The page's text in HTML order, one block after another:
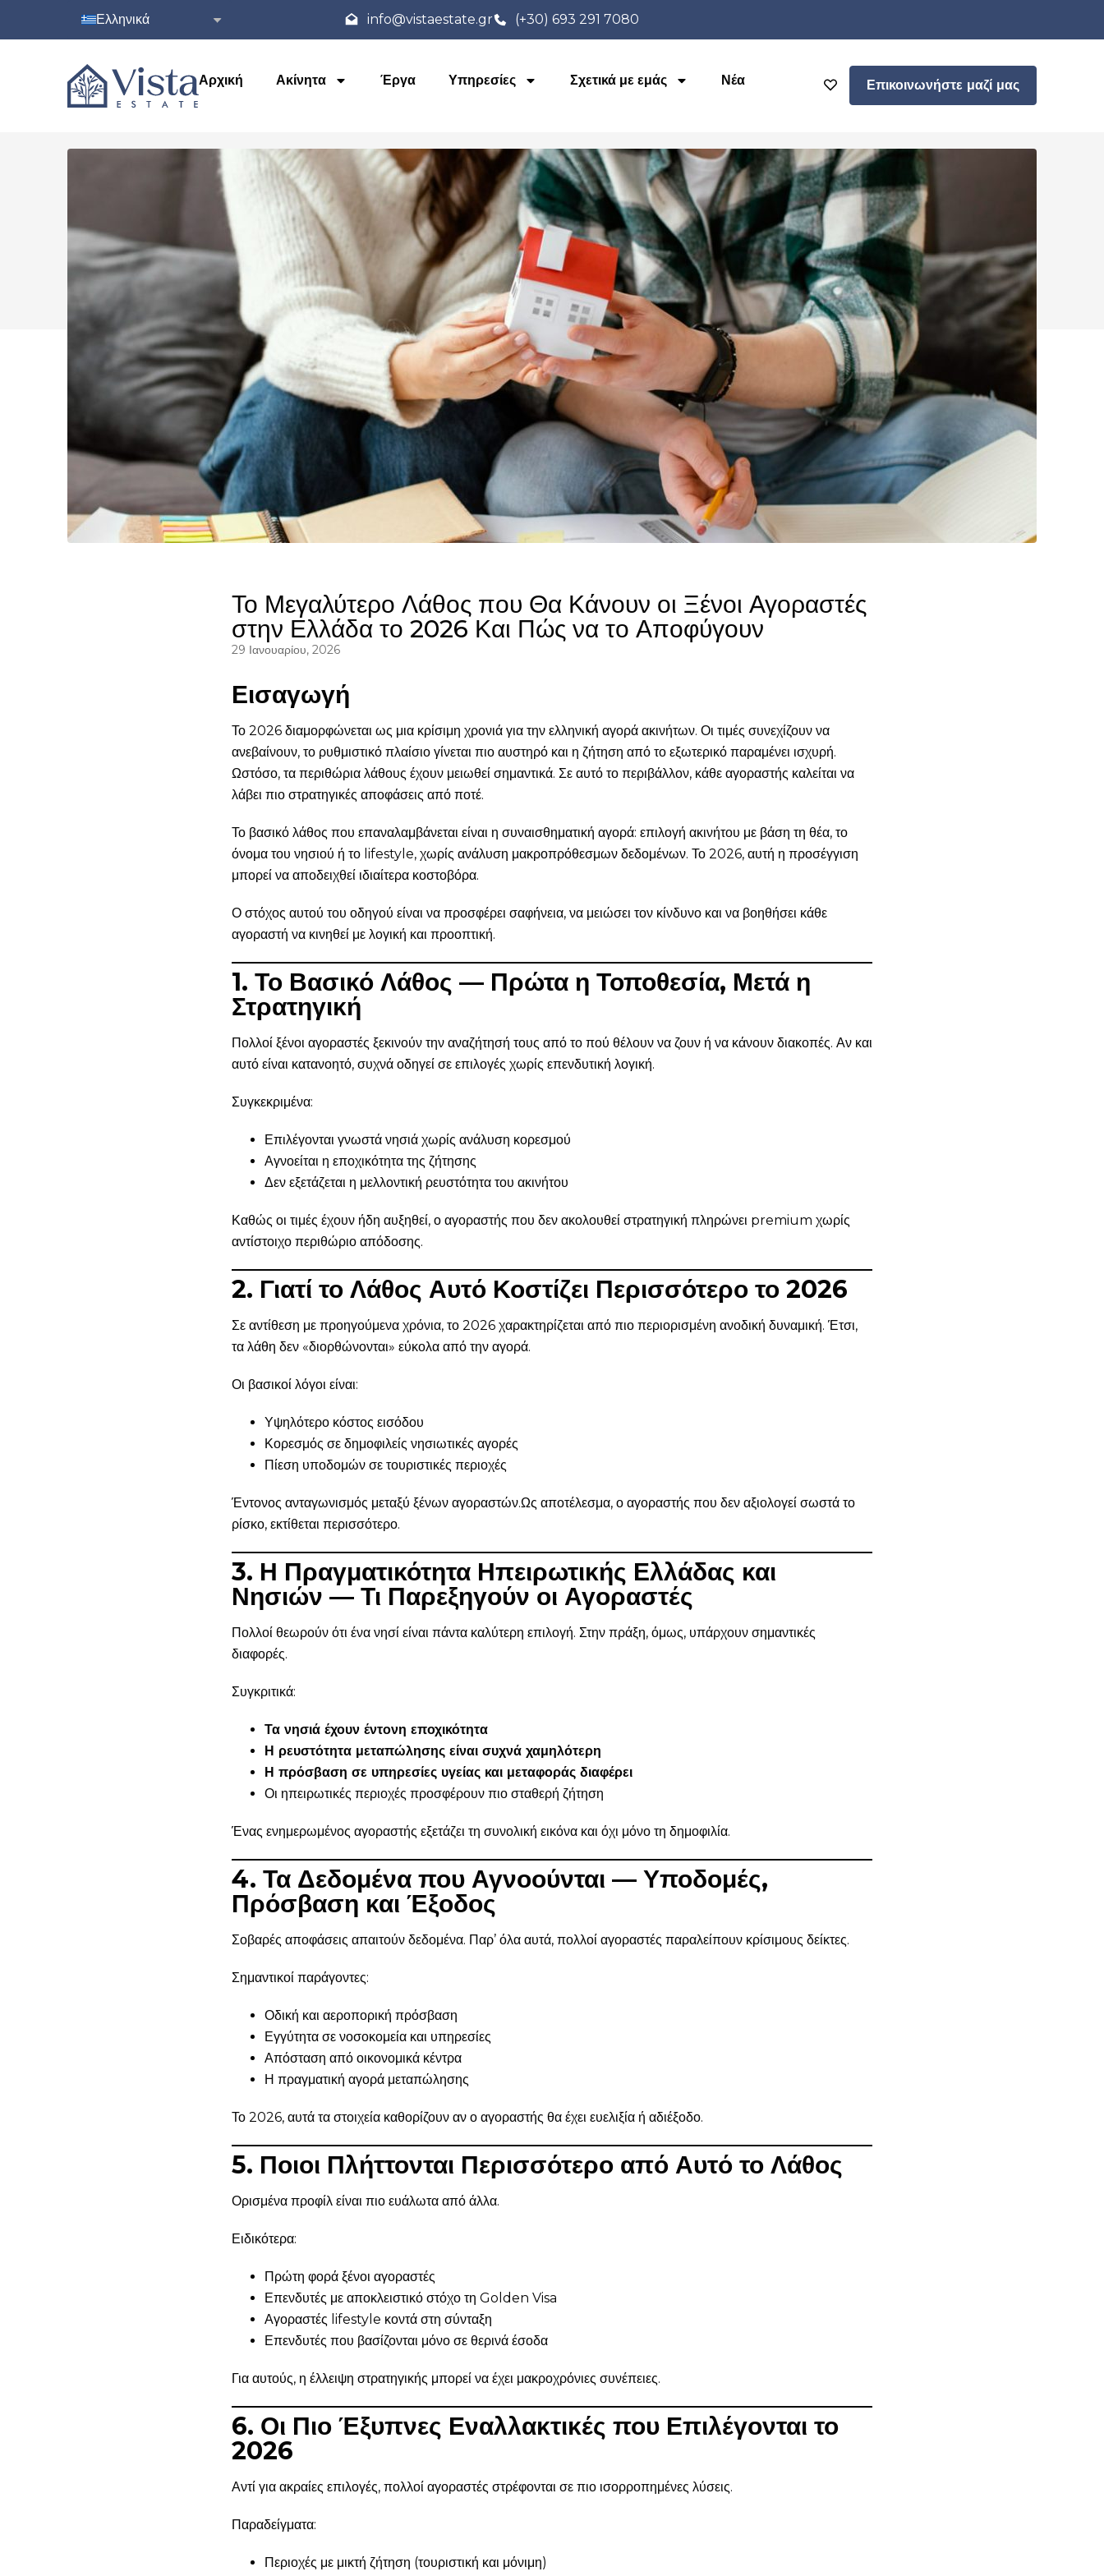
Ελληνικά info@vistaestate.gr (+30) 693 291 7080
Αρχική Ακίνητα Έργα Υπηρεσίες Σχετικά με εμάς Νέα Επικοινωνήστε μαζί μας
Το Μεγαλύτερο Λάθος που Θα Κάνουν οι Ξένοι Αγοραστές
στην Ελλάδα το 2026 Και Πώς να το Αποφύγουν
29 Ιανουαρίου, 2026
Εισαγωγή
Το 2026 διαμορφώνεται ως μια κρίσιμη χρονιά για την ελληνική αγορά ακινήτων. Οι τιμές συνεχίζουν να
ανεβαίνουν, το ρυθμιστικό πλαίσιο γίνεται πιο αυστηρό και η ζήτηση από το εξωτερικό παραμένει ισχυρή.
Ωστόσο, τα περιθώρια λάθους έχουν μειωθεί σημαντικά. Σε αυτό το περιβάλλον, κάθε αγοραστής καλείται να
λάβει πιο στρατηγικές αποφάσεις από ποτέ.
Το βασικό λάθος που επαναλαμβάνεται είναι η συναισθηματική αγορά: επιλογή ακινήτου με βάση τη θέα, το
όνομα του νησιού ή το lifestyle, χωρίς ανάλυση μακροπρόθεσμων δεδομένων. Το 2026, αυτή η προσέγγιση
μπορεί να αποδειχθεί ιδιαίτερα κοστοβόρα.
Ο στόχος αυτού του οδηγού είναι να προσφέρει σαφήνεια, να μειώσει τον κίνδυνο και να βοηθήσει κάθε
αγοραστή να κινηθεί με λογική και προοπτική.
1. Το Βασικό Λάθος — Πρώτα η Τοποθεσία, Μετά η
Στρατηγική
Πολλοί ξένοι αγοραστές ξεκινούν την αναζήτησή τους από το πού θέλουν να ζουν ή να κάνουν διακοπές. Αν και
αυτό είναι κατανοητό, συχνά οδηγεί σε επιλογές χωρίς επενδυτική λογική.
Συγκεκριμένα:
Επιλέγονται γνωστά νησιά χωρίς ανάλυση κορεσμού
Αγνοείται η εποχικότητα της ζήτησης
Δεν εξετάζεται η μελλοντική ρευστότητα του ακινήτου
Καθώς οι τιμές έχουν ήδη αυξηθεί, ο αγοραστής που δεν ακολουθεί στρατηγική πληρώνει premium χωρίς
αντίστοιχο περιθώριο απόδοσης.
2. Γιατί το Λάθος Αυτό Κοστίζει Περισσότερο το 2026
Σε αντίθεση με προηγούμενα χρόνια, το 2026 χαρακτηρίζεται από πιο περιορισμένη ανοδική δυναμική. Έτσι,
τα λάθη δεν «διορθώνονται» εύκολα από την αγορά.
Οι βασικοί λόγοι είναι:
Υψηλότερο κόστος εισόδου
Κορεσμός σε δημοφιλείς νησιωτικές αγορές
Πίεση υποδομών σε τουριστικές περιοχές
Έντονος ανταγωνισμός μεταξύ ξένων αγοραστών.Ως αποτέλεσμα, ο αγοραστής που δεν αξιολογεί σωστά το
ρίσκο, εκτίθεται περισσότερο.
3. Η Πραγματικότητα Ηπειρωτικής Ελλάδας και
Νησιών — Τι Παρεξηγούν οι Αγοραστές
Πολλοί θεωρούν ότι ένα νησί είναι πάντα καλύτερη επιλογή. Στην πράξη, όμως, υπάρχουν σημαντικές
διαφορές.
Συγκριτικά:
Τα νησιά έχουν έντονη εποχικότητα
Η ρευστότητα μεταπώλησης είναι συχνά χαμηλότερη
Η πρόσβαση σε υπηρεσίες υγείας και μεταφοράς διαφέρει
Οι ηπειρωτικές περιοχές προσφέρουν πιο σταθερή ζήτηση
Ένας ενημερωμένος αγοραστής εξετάζει τη συνολική εικόνα και όχι μόνο τη δημοφιλία.
4. Τα Δεδομένα που Αγνοούνται — Υποδομές,
Πρόσβαση και Έξοδος
Σοβαρές αποφάσεις απαιτούν δεδομένα. Παρ’ όλα αυτά, πολλοί αγοραστές παραλείπουν κρίσιμους δείκτες.
Σημαντικοί παράγοντες:
Οδική και αεροπορική πρόσβαση
Εγγύτητα σε νοσοκομεία και υπηρεσίες
Απόσταση από οικονομικά κέντρα
Η πραγματική αγορά μεταπώλησης
Το 2026, αυτά τα στοιχεία καθορίζουν αν ο αγοραστής θα έχει ευελιξία ή αδιέξοδο.
5. Ποιοι Πλήττονται Περισσότερο από Αυτό το Λάθος
Ορισμένα προφίλ είναι πιο ευάλωτα από άλλα.
Ειδικότερα:
Πρώτη φορά ξένοι αγοραστές
Επενδυτές με αποκλειστικό στόχο τη Golden Visa
Αγοραστές lifestyle κοντά στη σύνταξη
Επενδυτές που βασίζονται μόνο σε θερινά έσοδα
Για αυτούς, η έλλειψη στρατηγικής μπορεί να έχει μακροχρόνιες συνέπειες.
6. Οι Πιο Έξυπνες Εναλλακτικές που Επιλέγονται το
2026
Αντί για ακραίες επιλογές, πολλοί αγοραστές στρέφονται σε πιο ισορροπημένες λύσεις.
Παραδείγματα:
Περιοχές με μικτή ζήτηση (τουριστική και μόνιμη)